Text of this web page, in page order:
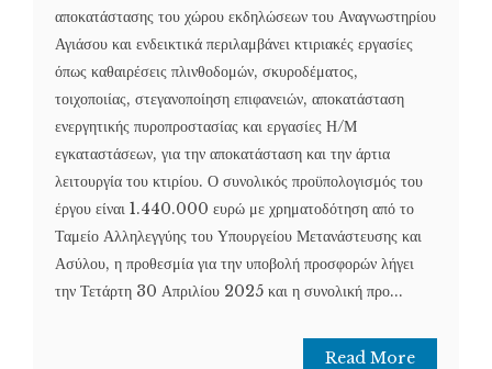
αποκατάστασης του χώρου εκδηλώσεων του Αναγνωστηρίου
Αγιάσου και ενδεικτικά περιλαμβάνει κτιριακές εργασίες
όπως καθαιρέσεις πλινθοδομών, σκυροδέματος,
τοιχοποιίας, στεγανοποίηση επιφανειών, αποκατάσταση
ενεργητικής πυροπροστασίας και εργασίες Η/Μ
εγκαταστάσεων, για την αποκατάσταση και την άρτια
λειτουργία του κτιρίου. Ο συνολικός προϋπολογισμός του
έργου είναι 1.440.000 ευρώ με χρηματοδότηση από το
Ταμείο Αλληλεγγύης του Υπουργείου Μετανάστευσης και
Ασύλου, η προθεσμία για την υποβολή προσφορών λήγει
την Τετάρτη 30 Απριλίου 2025 και η συνολική προ...
Read More